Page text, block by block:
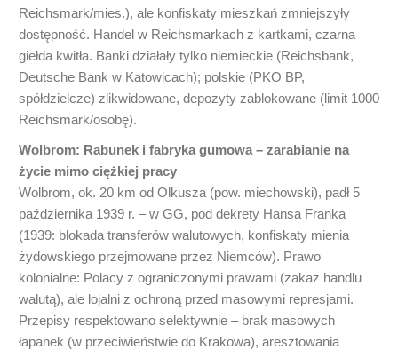
Reichsmark/mies.), ale konfiskaty mieszkań zmniejszyły
dostępność. Handel w Reichsmarkach z kartkami, czarna
giełda kwitła. Banki działały tylko niemieckie (Reichsbank,
Deutsche Bank w Katowicach); polskie (PKO BP,
spółdzielcze) zlikwidowane, depozyty zablokowane (limit 1000
Reichsmark/osobę).
Wolbrom: Rabunek i fabryka gumowa – zarabianie na
życie mimo ciężkiej pracy
Wolbrom, ok. 20 km od Olkusza (pow. miechowski), padł 5
października 1939 r. – w GG, pod dekrety Hansa Franka
(1939: blokada transferów walutowych, konfiskaty mienia
żydowskiego przejmowane przez Niemców). Prawo
kolonialne: Polacy z ograniczonymi prawami (zakaz handlu
walutą), ale lojalni z ochroną przed masowymi represjami.
Przepisy respektowano selektywnie – brak masowych
łapanek (w przeciwieństwie do Krakowa), aresztowania